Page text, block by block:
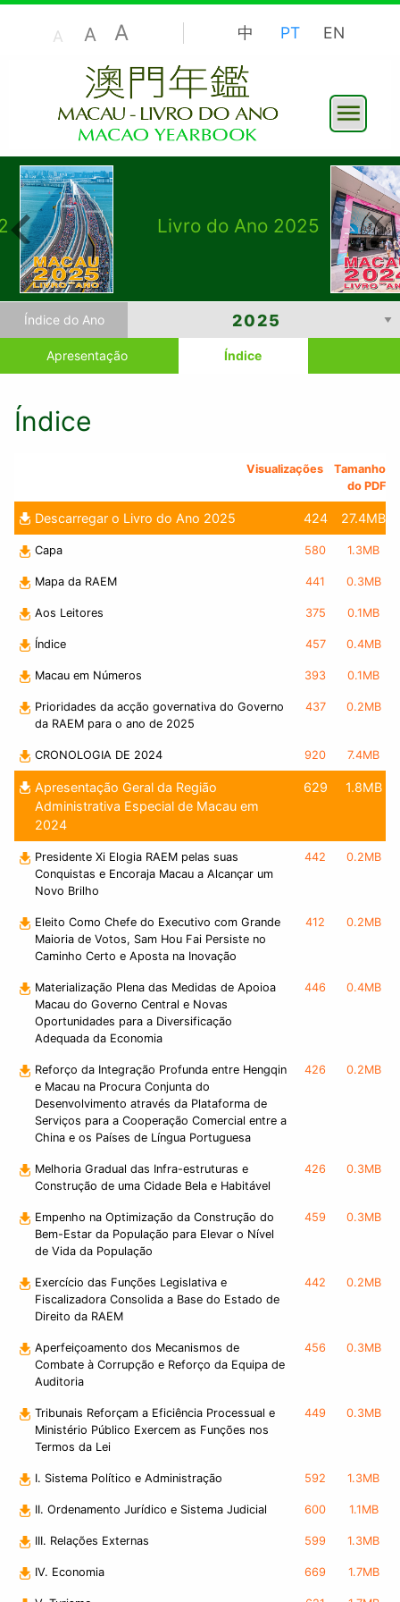
A A A 中 PT EN
Livro do Ano 2025
Índice do Ano
Apresentação Índice
Índice
Visualizações
Tamanho
do PDF
Descarregar o Livro do Ano 2025 424 27.4MB
Capa 580 1.3MB
Mapa da RAEM 441 0.3MB
Aos Leitores 375 0.1MB
Índice 457 0.4MB
Macau em Números 393 0.1MB
Prioridades da acção governativa do Governo
da RAEM para o ano de 2025
437 0.2MB
CRONOLOGIA DE 2024 920 7.4MB
Apresentação Geral da Região
Administrativa Especial de Macau em
2024
629 1.8MB
Presidente Xi Elogia RAEM pelas suas
Conquistas e Encoraja Macau a Alcançar um
Novo Brilho
442 0.2MB
Eleito Como Chefe do Executivo com Grande
Maioria de Votos, Sam Hou Fai Persiste no
Caminho Certo e Aposta na Inovação
412 0.2MB
Materialização Plena das Medidas de Apoioa
Macau do Governo Central e Novas
Oportunidades para a Diversificação
Adequada da Economia
446 0.4MB
Reforço da Integração Profunda entre Hengqin
e Macau na Procura Conjunta do
Desenvolvimento através da Plataforma de
Serviços para a Cooperação Comercial entre a
China e os Países de Língua Portuguesa
426 0.2MB
Melhoria Gradual das Infra-estruturas e
Construção de uma Cidade Bela e Habitável
426 0.3MB
Empenho na Optimização da Construção do
Bem-Estar da População para Elevar o Nível
de Vida da População
459 0.3MB
Exercício das Funções Legislativa e
Fiscalizadora Consolida a Base do Estado de
Direito da RAEM
442 0.2MB
Aperfeiçoamento dos Mecanismos de
Combate à Corrupção e Reforço da Equipa de
Auditoria
456 0.3MB
Tribunais Reforçam a Eficiência Processual e
Ministério Público Exercem as Funções nos
Termos da Lei
449 0.3MB
I. Sistema Político e Administração 592 1.3MB
II. Ordenamento Jurídico e Sistema Judicial 600 1.1MB
III. Relações Externas 599 1.3MB
IV. Economia 669 1.7MB